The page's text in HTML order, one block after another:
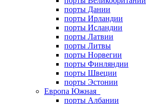
порты Дании
порты Ирландии
порты Исландии
порты Латвии
порты Литвы
порты Норвегии
порты Финляндии
порты Швеции
порты Эстонии
Европа Южная
порты Албании